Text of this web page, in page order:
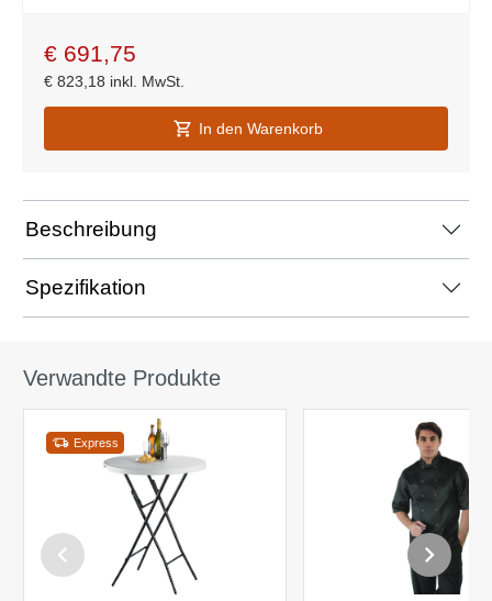
€ 691,75
€ 823,18 inkl. MwSt.
In den Warenkorb
Beschreibung
Spezifikation
Verwandte Produkte
Express